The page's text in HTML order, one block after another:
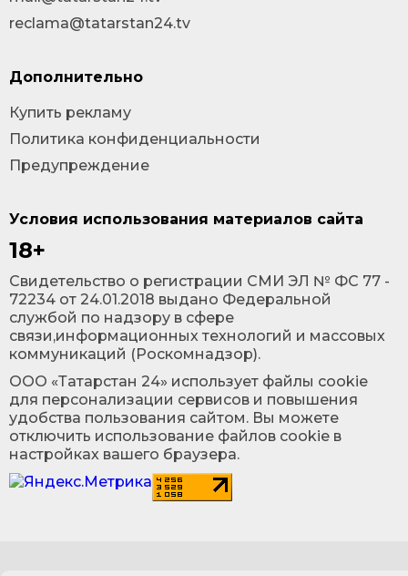
Условия использования материалов сайта
18+
Cвидетельство о регистрации СМИ ЭЛ № ФС 77 -
72234 от 24.01.2018 выдано Федеральной
службой по надзору в сфере
связи,информационных технологий и массовых
коммуникаций (Роскомнадзор).
ООО «Татарстан 24» использует файлы cookie
для персонализации сервисов и повышения
удобства пользования сайтом. Вы можете
отключить использование файлов cookie в
настройках вашего браузера.
reclama@tatarstan24.tv
Дополнительно
Купить рекламу
Политика конфиденциальности
Предупреждение